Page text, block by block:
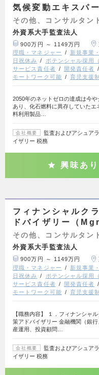
気候変動エキスパ
その他、コンサルタン
外資系大手監査法人
900万円 ～ 1149万円
理職・マネジャー
新規事業
日祝休み
ポテンシャル採用
サービス責任者
開発責任者
モートワーク可能
育児支援
2050年のネットゼロの達成は今
あり、化石燃料に異存していた
料利用製品…
会社概要
監査およびアシュア
イザリー 税務
興味あり
フィナンシャルク
ドバイザリー（
その他、コンサルタン
外資系大手監査法人
900万円 ～ 1149万円
理職・マネジャー
新規事業
日祝休み
ポテンシャル採用
サービス責任者
開発責任者
モートワーク可能
育児支援
【職務内容】 １．フィナンシャ
策アドバイザリー 金融機関（銀
産運用、投資顧問…
会社概要
監査およびアシュア
イザリー 税務